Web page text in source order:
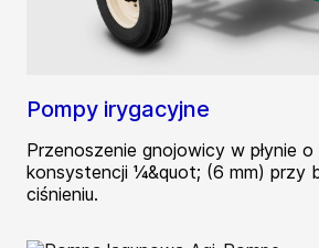
Pompy irygacyjne
Przenoszenie gnojowicy w płynie o
konsystencji ¼&quot; (6 mm) przy
ciśnieniu.